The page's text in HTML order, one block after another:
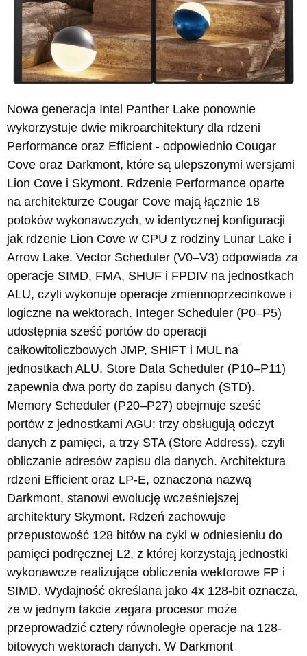
Nowa generacja Intel Panther Lake ponownie
wykorzystuje dwie mikroarchitektury dla rdzeni
Performance oraz Efficient - odpowiednio Cougar
Cove oraz Darkmont, które są ulepszonymi wersjami
Lion Cove i Skymont. Rdzenie Performance oparte
na architekturze Cougar Cove mają łącznie 18
potoków wykonawczych, w identycznej konfiguracji
jak rdzenie Lion Cove w CPU z rodziny Lunar Lake i
Arrow Lake. Vector Scheduler (V0–V3) odpowiada za
operacje SIMD, FMA, SHUF i FPDIV na jednostkach
ALU, czyli wykonuje operacje zmiennoprzecinkowe i
logiczne na wektorach. Integer Scheduler (P0–P5)
udostępnia sześć portów do operacji
całkowitoliczbowych JMP, SHIFT i MUL na
jednostkach ALU. Store Data Scheduler (P10–P11)
zapewnia dwa porty do zapisu danych (STD).
Memory Scheduler (P20–P27) obejmuje sześć
portów z jednostkami AGU: trzy obsługują odczyt
danych z pamięci, a trzy STA (Store Address), czyli
obliczanie adresów zapisu dla danych. Architektura
rdzeni Efficient oraz LP-E, oznaczona nazwą
Darkmont, stanowi ewolucję wcześniejszej
architektury Skymont. Rdzeń zachowuje
przepustowość 128 bitów na cykl w odniesieniu do
pamięci podręcznej L2, z której korzystają jednostki
wykonawcze realizujące obliczenia wektorowe FP i
SIMD. Wydajność określana jako 4x 128-bit oznacza,
że w jednym takcie zegara procesor może
przeprowadzić cztery równoległe operacje na 128-
bitowych wektorach danych. W Darkmont